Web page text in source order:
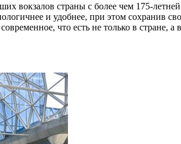
вокзалов страны с более чем 175-
и удобнее, при этом
что есть не только в стране,